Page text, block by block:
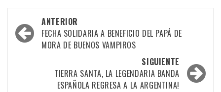
Navegación
por
entradas
ANTERIOR
FECHA SOLIDARIA A BENEFICIO DEL PAPÁ DE
MORA DE BUENOS VAMPIROS
SIGUIENTE
TIERRA SANTA, LA LEGENDARIA BANDA
ESPAÑOLA REGRESA A LA ARGENTINA!